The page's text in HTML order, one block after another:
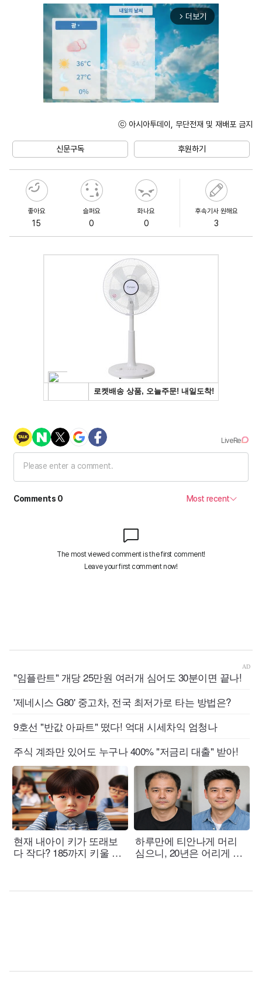
arrow_forward_ios 더보기
ⓒ 아시아투데이, 무단전재 및 재배포 금지
신문구독 후원하기
좋아요
15
슬퍼요
0
화나요
0
후속기사 원해요
3